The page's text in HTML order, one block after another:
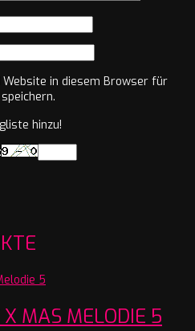
Website in diesem Browser für
hinzu!
MAS MELODIE 5